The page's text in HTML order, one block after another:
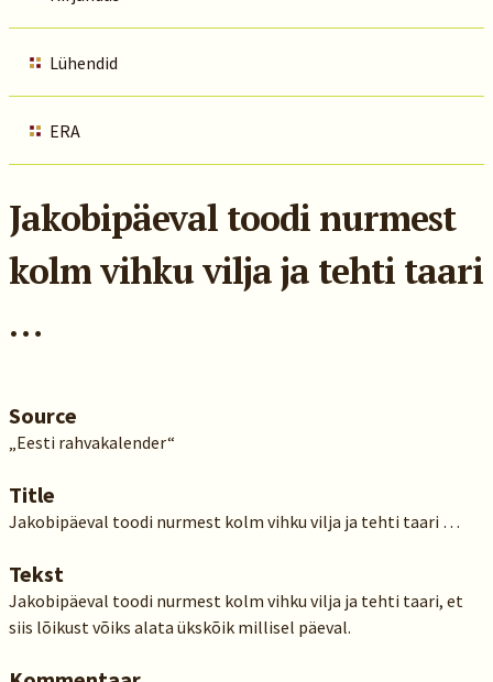
Lühendid
ERA
Jakobipäeval toodi nurmest
kolm vihku vilja ja tehti taari
…
Source
„Eesti rahvakalender“
Title
Jakobipäeval toodi nurmest kolm vihku vilja ja tehti taari …
Tekst
Jakobipäeval toodi nurmest kolm vihku vilja ja tehti taari, et
siis lõikust võiks alata ükskõik millisel päeval.